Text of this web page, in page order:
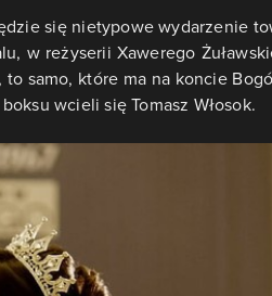
się nietypowe wydarzenie
w reżyserii Xawerego
samo, które ma na koncie
wcieli się Tomasz Włosok.